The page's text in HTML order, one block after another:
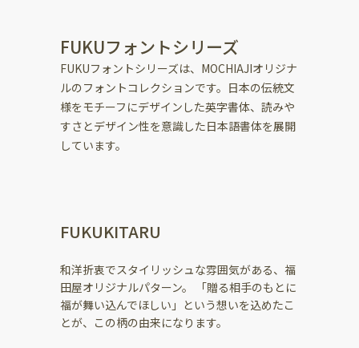
FUKUフォントシリーズ
FUKUフォントシリーズは、MOCHIAJIオリジナ
ルのフォントコレクションです。日本の伝統文
様をモチーフにデザインした英字書体、読みや
すさとデザイン性を意識した日本語書体を展開
しています。
FUKUKITARU
和洋折衷でスタイリッシュな雰囲気がある、福
田屋オリジナルパターン。 「贈る相手のもとに
福が舞い込んでほしい」という想いを込めたこ
とが、この柄の由来になります。